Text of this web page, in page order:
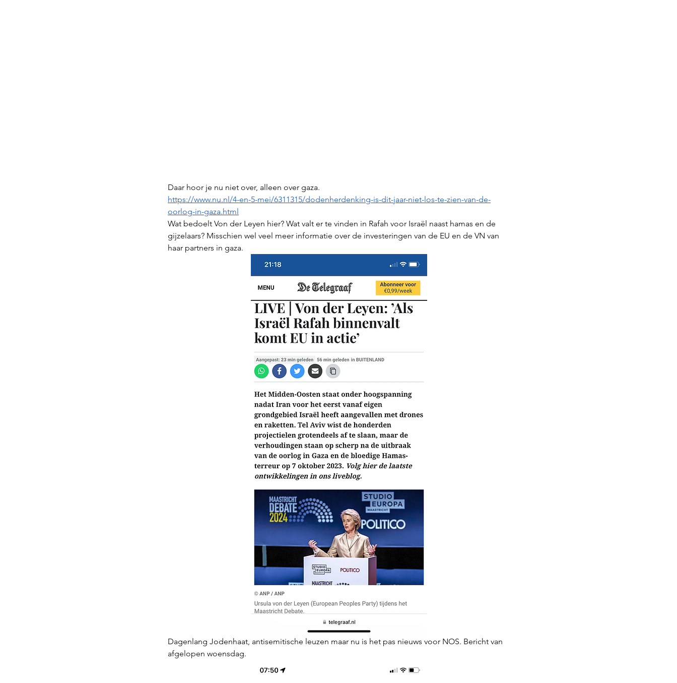
Daar hoor je nu niet over, alleen over gaza.
https://www.nu.nl/4-en-5-mei/6311315/dodenherdenking-is-dit-jaar-niet-los-te-zien-van-de-
oorlog-in-gaza.html
Wat bedoelt Von der Leyen hier? Wat valt er te vinden in Rafah voor Israël naast hamas en de
gijzelaars? Misschien wel veel meer informatie over de investeringen van de EU en de VN van
haar partners in gaza.
Dagenlang Jodenhaat, antisemitische leuzen maar nu is het pas nieuws voor NOS. Bericht van
afgelopen woensdag.